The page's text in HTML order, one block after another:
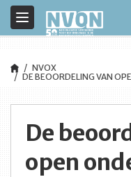
Toggle
navigation
NVOX
DE BEOORDELING VAN
De
open